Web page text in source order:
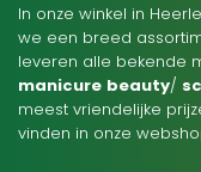
In onze winkel in
we een breed
leveren alle bekende
manicure beauty/
meest vriendelijke
vinden in onze